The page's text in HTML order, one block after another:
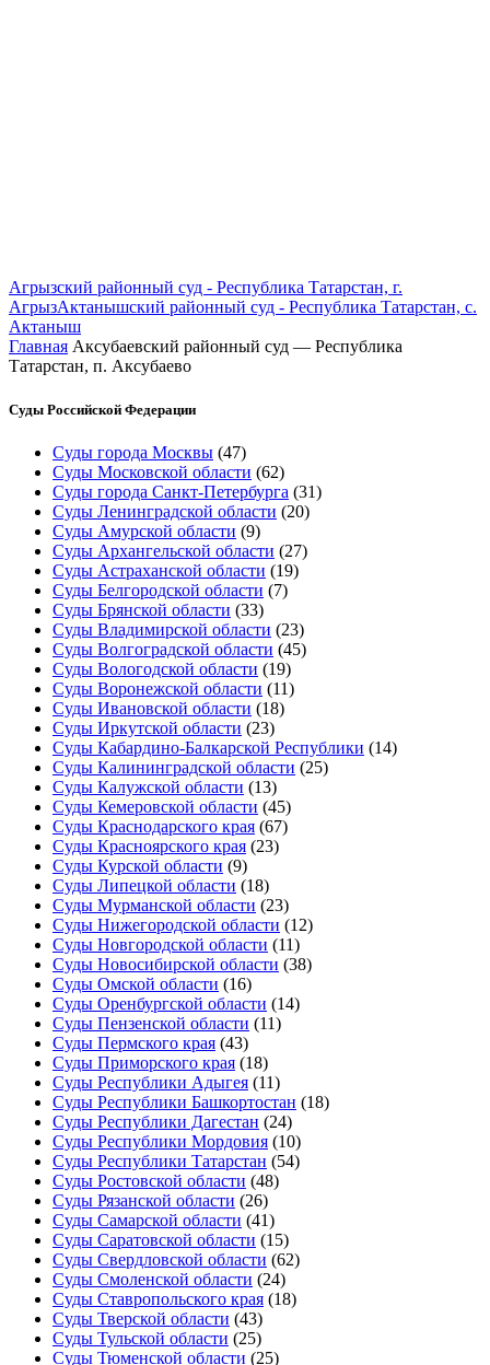
Агрызский районный суд - Республика Татарстан, г.
АгрызАктанышский районный суд - Республика Татарстан, с.
Актаныш
Главная Аксубаевский районный суд — Республика
Татарстан, п. Аксубаево
Суды Российской Федерации
Суды города Москвы (47)
Суды Московской области (62)
Суды города Санкт-Петербурга (31)
Суды Ленинградской области (20)
Суды Амурской области (9)
Суды Архангельской области (27)
Суды Астраханской области (19)
Суды Белгородской области (7)
Суды Брянской области (33)
Суды Владимирской области (23)
Суды Волгоградской области (45)
Суды Вологодской области (19)
Суды Воронежской области (11)
Суды Ивановской области (18)
Суды Иркутской области (23)
Суды Кабардино-Балкарской Республики (14)
Суды Калининградской области (25)
Суды Калужской области (13)
Суды Кемеровской области (45)
Суды Краснодарского края (67)
Суды Красноярского края (23)
Суды Курской области (9)
Суды Липецкой области (18)
Суды Мурманской области (23)
Суды Нижегородской области (12)
Суды Новгородской области (11)
Суды Новосибирской области (38)
Суды Омской области (16)
Суды Оренбургской области (14)
Суды Пензенской области (11)
Суды Пермского края (43)
Суды Приморского края (18)
Суды Республики Адыгея (11)
Суды Республики Башкортостан (18)
Суды Республики Дагестан (24)
Суды Республики Мордовия (10)
Суды Республики Татарстан (54)
Суды Ростовской области (48)
Суды Рязанской области (26)
Суды Самарской области (41)
Суды Саратовской области (15)
Суды Свердловской области (62)
Суды Смоленской области (24)
Суды Ставропольского края (18)
Суды Тверской области (43)
Суды Тульской области (25)
Суды Тюменской области (25)